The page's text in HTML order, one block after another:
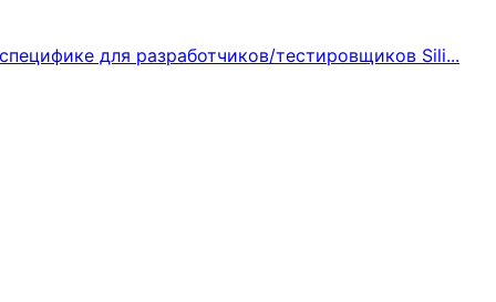
для разработчиков/тестировщиков Sili...